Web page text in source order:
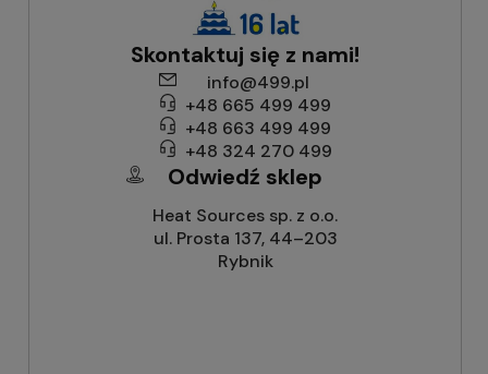
Skontaktuj się z nami!
info@499.pl
+48 665 499 499
+48 663 499 499
+48 324 270 499
Odwiedź sklep
Heat Sources sp. z o.o.
ul. Prosta 137, 44–203
Rybnik